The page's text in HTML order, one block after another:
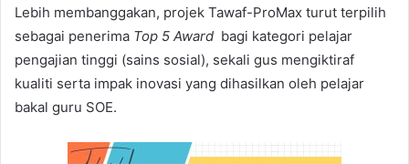
Lebih membanggakan, projek Tawaf-ProMax turut terpilih
sebagai penerima Top 5 Award bagi kategori pelajar
pengajian tinggi (sains sosial), sekali gus mengiktiraf
kualiti serta impak inovasi yang dihasilkan oleh pelajar
bakal guru SOE.